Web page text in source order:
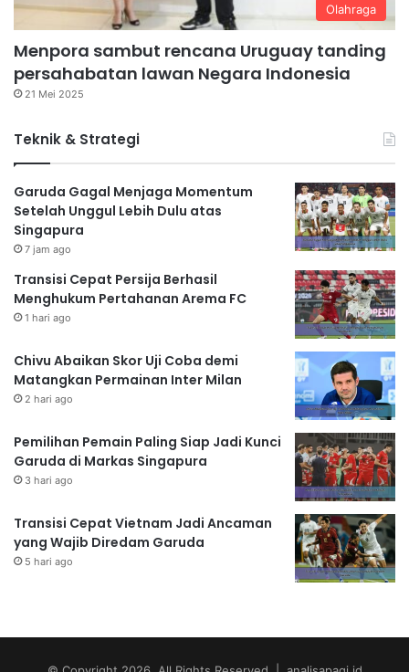
Olahraga
Menpora sambut rencana Uruguay tanding
persahabatan lawan Negara Indonesia
21 Mei 2025
Teknik & Strategi
Garuda Gagal Menjaga Momentum
Setelah Unggul Lebih Dulu atas
Singapura
7 jam ago
Transisi Cepat Persija Berhasil
Menghukum Pertahanan Arema FC
1 hari ago
Chivu Abaikan Skor Uji Coba demi
Matangkan Permainan Inter Milan
2 hari ago
Pemilihan Pemain Paling Siap Jadi Kunci
Garuda di Markas Singapura
3 hari ago
Transisi Cepat Vietnam Jadi Ancaman
yang Wajib Diredam Garuda
5 hari ago